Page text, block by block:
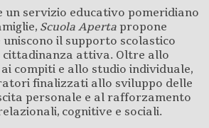
un servizio educativo pomeridiano
Scuola Aperta propone
il supporto scolastico
cittadinanza attiva. Oltre allo
compiti e allo studio individuale,
finalizzati allo sviluppo delle
personale e al rafforzamento
cognitive e sociali.